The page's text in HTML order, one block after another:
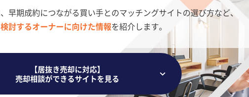
早期成約につながる買い手とのマッチングサイトの選び方など、
討するオーナーに向けた情報を紹介します。
【居抜き売却に対応】
売却相談ができるサイトを見る